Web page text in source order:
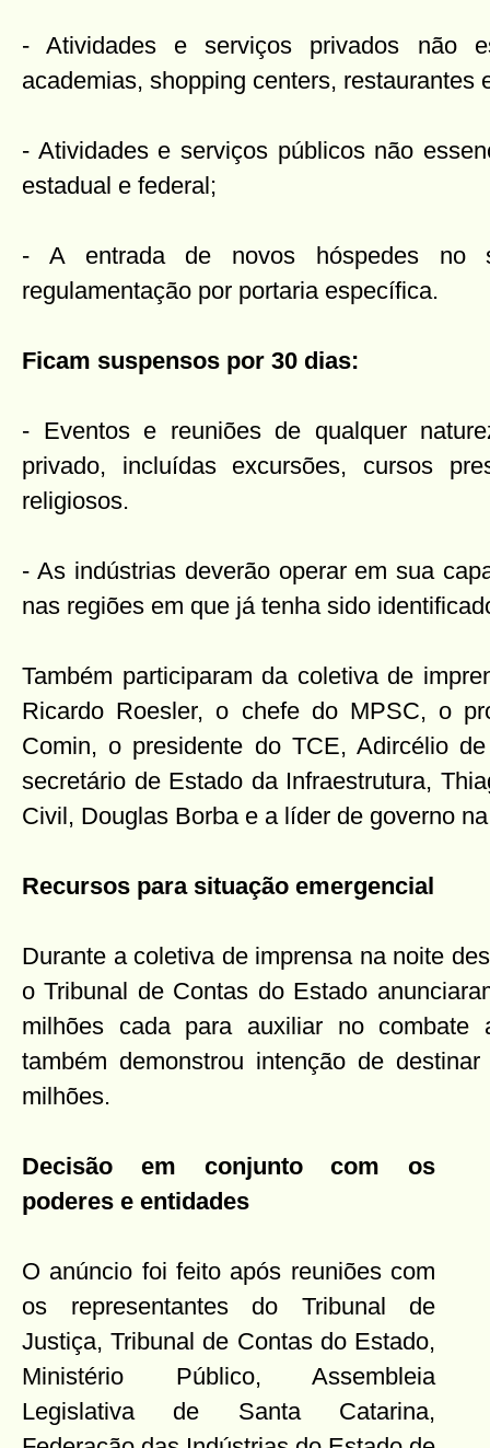
- Atividades e serviços privados não
academias, shopping centers, restaurantes
- Atividades e serviços públicos não
estadual e federal;
- A entrada de novos hóspedes no
regulamentação por portaria específica.
Ficam suspensos por 30 dias:
- Eventos e reuniões de qualquer
privado, incluídas excursões, cursos
religiosos.
- As indústrias deverão operar em sua
nas regiões em que já tenha sido
Também participaram da coletiva de
Ricardo Roesler, o chefe do MPSC, o
Comin, o presidente do TCE, Adircélio
secretário de Estado da Infraestrutura,
Civil, Douglas Borba e a líder de governo
Recursos para situação emergencial
Durante a coletiva de imprensa na noite
o Tribunal de Contas do Estado
milhões cada para auxiliar no combate
também demonstrou intenção de
milhões.
Decisão em conjunto com os
poderes e entidades
O anúncio foi feito após reuniões com
os representantes do Tribunal de
Justiça, Tribunal de Contas do Estado,
Ministério Público, Assembleia
Legislativa de Santa Catarina,